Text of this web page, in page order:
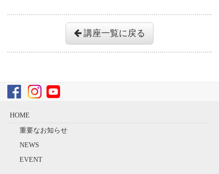
講座一覧に戻る
HOME
重要なお知らせ
NEWS
EVENT